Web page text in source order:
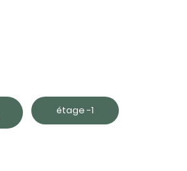
étage -1